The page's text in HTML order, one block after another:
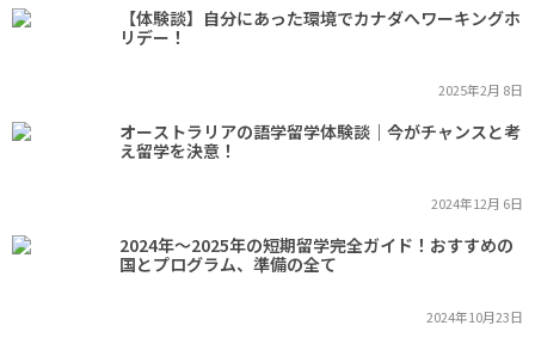
【体験談】自分にあった環境でカナダへワーキングホ
リデー！
2025年2月 8日
オーストラリアの語学留学体験談｜今がチャンスと考
え留学を決意！
2024年12月 6日
2024年～2025年の短期留学完全ガイド！おすすめの
国とプログラム、準備の全て
2024年10月23日